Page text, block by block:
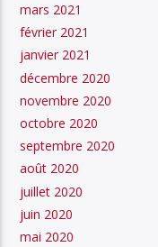
mars 2021
février 2021
janvier 2021
décembre 2020
novembre 2020
octobre 2020
septembre 2020
août 2020
juillet 2020
juin 2020
mai 2020